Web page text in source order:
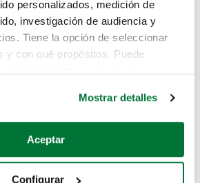
personalizados, medición de
investigación de audiencia y
Tiene la opción de seleccionar
y con qué propósitos. Puede
quisiéramos:
sobre su ubicación geográfica
Mostrar detalles
Aceptar
Configurar
hasta aquí.
el coche que estás
de estos enlaces:
mano